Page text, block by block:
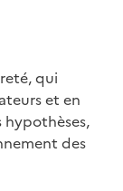
qui
et en
hypothèses,
des